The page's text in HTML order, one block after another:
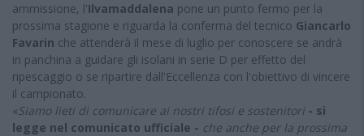
ammissione, l'Ilvamaddalena pone un punto fermo per la
prossima stagione e riguarda la conferma del tecnico Giancarlo
Favarin che attenderà il mese di luglio per conoscere se andrà
in panchina a guidare gli isolani in serie D per effetto del
ripescaggio o se ripartire dall'Eccellenza con l'obiettivo di vincere
il campionato.
«Siamo lieti di comunicare ai nostri tifosi e sostenitori - si
legge nel comunicato ufficiale - che anche per la prossima